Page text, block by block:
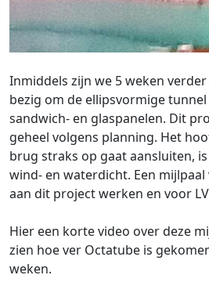
Inmiddels zijn we 5 weken
bezig om de ellipsvormige
sandwich- en glaspanelen. Dit
geheel volgens planning. Het
brug straks op gaat aansluiten,
wind- en waterdicht. Een
aan dit project werken en voor
Hier een korte video over deze
zien hoe ver Octatube is
weken.